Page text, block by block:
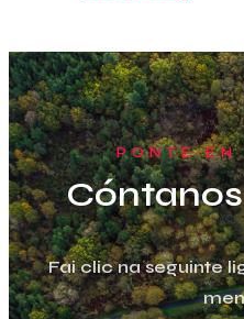
PONTE EN
Fai clic na seguinte